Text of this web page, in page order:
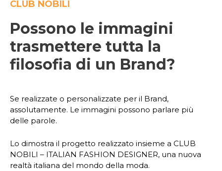
CLUB NOBILI
Possono le immagini
trasmettere tutta la
filosofia di un Brand?
Se realizzate o personalizzate per il Brand,
assolutamente. Le immagini possono parlare più
delle parole.
Lo dimostra il progetto realizzato insieme a CLUB
NOBILI – ITALIAN FASHION DESIGNER, una nuova
realtà italiana del mondo della moda.